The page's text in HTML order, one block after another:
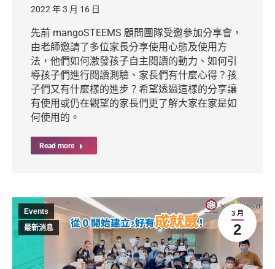
2022 年 3 月 16 日
先前 mangoSTEEMS 顧問團隊受邀參加分享會，
由老師邀請了多位家長分享使用心態及使用方
法，他們如何激發孩子自主閱讀的動力、如何引
導孩子們進行閱讀測驗、家長們有什麼心得？孩
子們又有什麼樣的進步？希望透過這樣的分享讓
有使用或仍在觀望的家長們更了解大家在家是如
何使用的。
Read more
3 月
2
Events
最新消息